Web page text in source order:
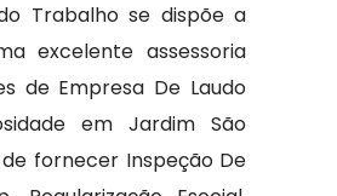
Trabalho se dispõe a
excelente assessoria
de Empresa De Laudo
em Jardim São
fornecer Inspeção De